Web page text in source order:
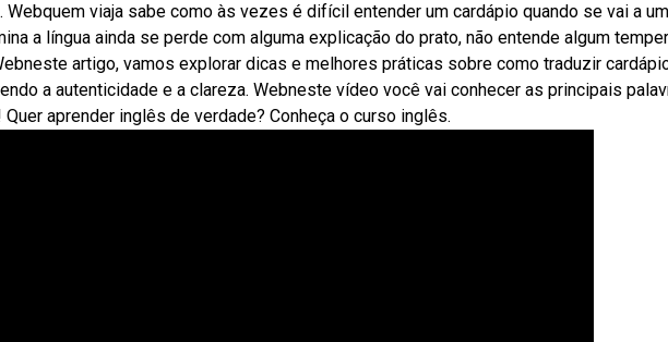
viaja sabe como às vezes é difícil entender um cardápio quando se vai a um
a língua ainda se perde com alguma explicação do prato, não entende algum
artigo, vamos explorar dicas e melhores práticas sobre como traduzir
a autenticidade e a clareza. Webneste vídeo você vai conhecer as principais
aprender inglês de verdade? Conheça o curso inglês.